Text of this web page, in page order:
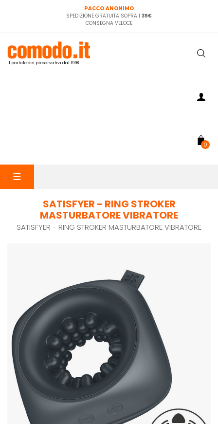
PACCO ANONIMO
SPEDIZIONE GRATUITA SOPRA I 39€
CONSEGNA VELOCE
il portale dei preservativi dal 1998
0
navigazione
☰
SATISFYER - RING STROKER
MASTURBATORE VIBRATORE
SATISFYER - RING STROKER MASTURBATORE VIBRATORE